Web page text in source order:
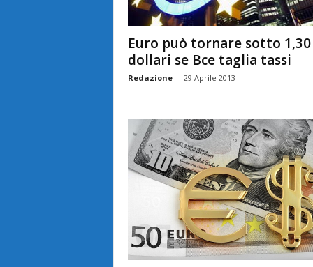
Euro può tornare sotto 1,30
dollari se Bce taglia tassi
Redazione - 29 Aprile 2013